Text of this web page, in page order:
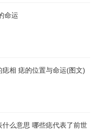
命运
痣相 痣的位置与命运(图文)
什么意思 哪些痣代表了前世